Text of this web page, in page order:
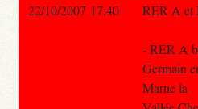
22/10/2007 17:40 RER A et
- RER A
Germain
Marne la